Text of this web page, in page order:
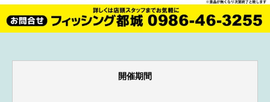
開催期間